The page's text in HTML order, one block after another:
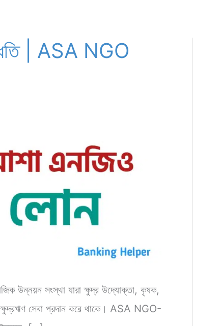
| ASA NGO
উন্নয়ন সংস্থা যারা ক্ষুদ্র উদ্যোক্তা, কৃষক,
ক্ষুদ্রঋণ সেবা প্রদান করে থাকে। ASA NGO-